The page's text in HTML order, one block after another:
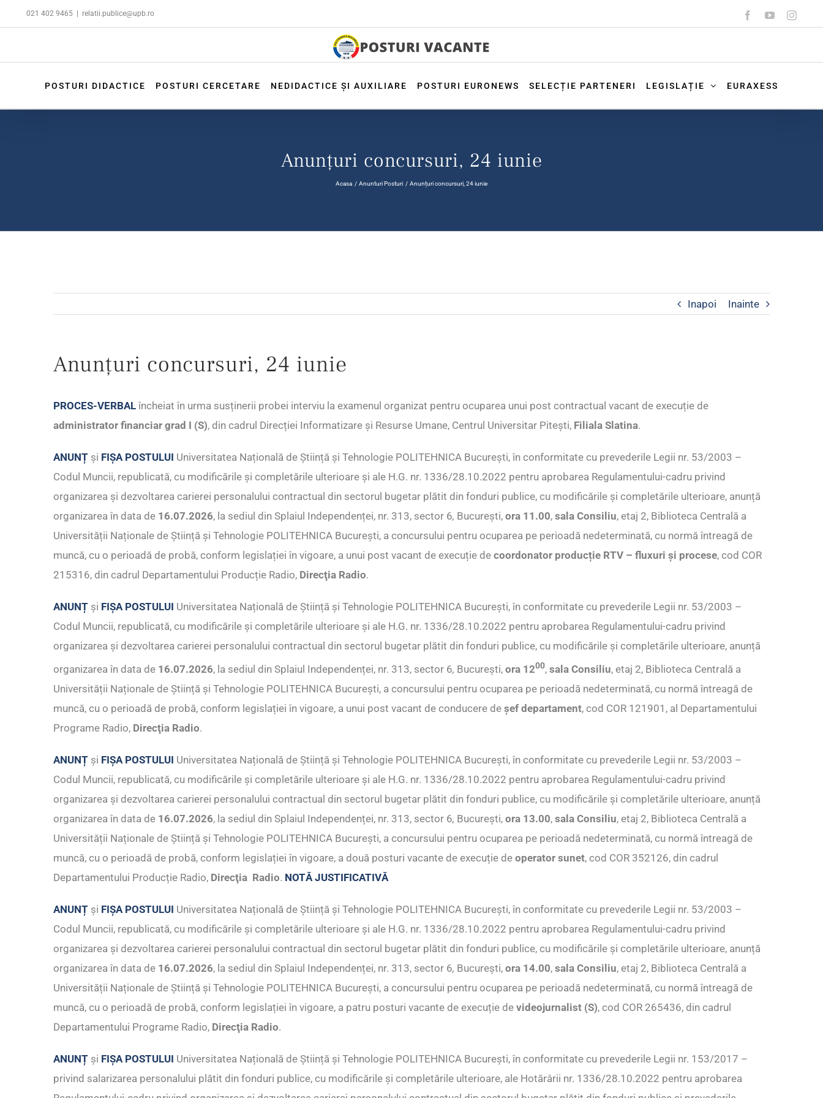
to
021 402 9465 relatii.publice@upb.ro FacebookYouTube
POSTURI DIDACTICE POSTURI CERCETARE NEDIDACTICE ȘI AUXILIARE POSTURI EURONEWS SELECȚIE PARTENERI LEGISLAȚIE EURAXESS
Anunțuri concursuri, 24 iunie
Acasa Anunturi Posturi Anunțuri concursuri, 24 iunie
Inapoi Inainte
Anunțuri concursuri, 24 iunie
PROCES-VERBAL încheiat în urma susținerii probei interviu la examenul organizat pentru ocuparea unui post contractual vacant de execuție de
administrator financiar grad I (S), din cadrul Direcției Informatizare și Resurse Umane, Centrul Universitar Pitești, Filiala Slatina.
ANUNȚ și FIȘA POSTULUI Universitatea Națională de Știință și Tehnologie POLITEHNICA București, în conformitate cu prevederile Legii nr. 53/2003 –
Codul Muncii, republicată, cu modificările și completările ulterioare și ale H.G. nr. 1336/28.10.2022 pentru aprobarea Regulamentului-cadru privind
organizarea și dezvoltarea carierei personalului contractual din sectorul bugetar plătit din fonduri publice, cu modificările și completările ulterioare, anunță
organizarea în data de 16.07.2026, la sediul din Splaiul Independenței, nr. 313, sector 6, București, ora 11.00, sala Consiliu, etaj 2, Biblioteca Centrală a
Universității Naționale de Știință și Tehnologie POLITEHNICA București, a concursului pentru ocuparea pe perioadă nedeterminată, cu normă întreagă de
muncă, cu o perioadă de probă, conform legislației în vigoare, a unui post vacant de execuție de coordonator producție RTV – fluxuri și procese, cod COR
215316, din cadrul Departamentului Producție Radio, Direcţia Radio.
ANUNȚ și FIȘA POSTULUI Universitatea Națională de Știință și Tehnologie POLITEHNICA București, în conformitate cu prevederile Legii nr. 53/2003 –
Codul Muncii, republicată, cu modificările și completările ulterioare și ale H.G. nr. 1336/28.10.2022 pentru aprobarea Regulamentului-cadru privind
organizarea și dezvoltarea carierei personalului contractual din sectorul bugetar plătit din fonduri publice, cu modificările și completările ulterioare, anunță
organizarea în data de 16.07.2026, la sediul din Splaiul Independenței, nr. 313, sector 6, București, ora 1200, sala Consiliu, etaj 2, Biblioteca Centrală a
Universității Naționale de Știință și Tehnologie POLITEHNICA București, a concursului pentru ocuparea pe perioadă nedeterminată, cu normă întreagă de
muncă, cu o perioadă de probă, conform legislației în vigoare, a unui post vacant de conducere de șef departament, cod COR 121901, al Departamentului
Programe Radio, Direcţia Radio.
ANUNȚ și FIȘA POSTULUI Universitatea Națională de Știință și Tehnologie POLITEHNICA București, în conformitate cu prevederile Legii nr. 53/2003 –
Codul Muncii, republicată, cu modificările și completările ulterioare și ale H.G. nr. 1336/28.10.2022 pentru aprobarea Regulamentului-cadru privind
organizarea și dezvoltarea carierei personalului contractual din sectorul bugetar plătit din fonduri publice, cu modificările și completările ulterioare, anunță
organizarea în data de 16.07.2026, la sediul din Splaiul Independenței, nr. 313, sector 6, București, ora 13.00, sala Consiliu, etaj 2, Biblioteca Centrală a
Universității Naționale de Știință și Tehnologie POLITEHNICA București, a concursului pentru ocuparea pe perioadă nedeterminată, cu normă întreagă de
muncă, cu o perioadă de probă, conform legislației în vigoare, a două posturi vacante de execuție de operator sunet, cod COR 352126, din cadrul
Departamentului Producție Radio, Direcţia Radio. NOTĂ JUSTIFICATIVĂ
ANUNȚ și FIȘA POSTULUI Universitatea Națională de Știință și Tehnologie POLITEHNICA București, în conformitate cu prevederile Legii nr. 53/2003 –
Codul Muncii, republicată, cu modificările și completările ulterioare și ale H.G. nr. 1336/28.10.2022 pentru aprobarea Regulamentului-cadru privind
organizarea și dezvoltarea carierei personalului contractual din sectorul bugetar plătit din fonduri publice, cu modificările și completările ulterioare, anunță
organizarea în data de 16.07.2026, la sediul din Splaiul Independenței, nr. 313, sector 6, București, ora 14.00, sala Consiliu, etaj 2, Biblioteca Centrală a
Universității Naționale de Știință și Tehnologie POLITEHNICA București, a concursului pentru ocuparea pe perioadă nedeterminată, cu normă întreagă de
muncă, cu o perioadă de probă, conform legislației în vigoare, a patru posturi vacante de execuție de videojurnalist (S), cod COR 265436, din cadrul
Departamentului Programe Radio, Direcţia Radio.
ANUNȚ și FIȘA POSTULUI Universitatea Națională de Știință și Tehnologie POLITEHNICA București, în conformitate cu prevederile Legii nr. 153/2017 –
privind salarizarea personalului plătit din fonduri publice, cu modificările și completările ulterioare, ale Hotărârii nr. 1336/28.10.2022 pentru aprobarea